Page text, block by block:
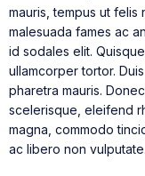
mauris, tempus ut felis
malesuada fames ac
id sodales elit.
ullamcorper tortor.
pharetra mauris.
scelerisque, eleifend
magna, commodo
ac libero non vulputate.